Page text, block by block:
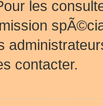
les
contacter.